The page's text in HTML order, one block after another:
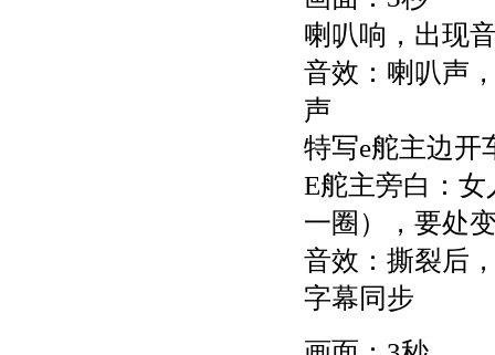
喇叭响，出现
音效：喇叭声
声
特写e舵主边开
E舵主旁白：
一圈），要处
音效：撕裂后
字幕同步